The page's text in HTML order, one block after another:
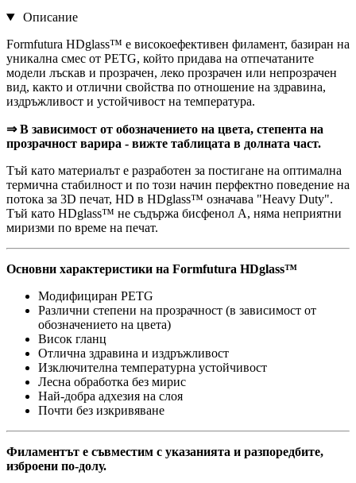
Описание
Formfutura HDglass™ е високоефективен филамент, базиран на
уникална смес от PETG, който придава на отпечатаните
модели лъскав и прозрачен, леко прозрачен или непрозрачен
вид, както и отлични свойства по отношение на здравина,
издръжливост и устойчивост на температура.
⇒ В зависимост от обозначението на цвета, степента на
прозрачност варира - вижте таблицата в долната част.
Тъй като материалът е разработен за постигане на оптимална
термична стабилност и по този начин перфектно поведение на
потока за 3D печат, HD в HDglass™ означава "Heavy Duty".
Тъй като HDglass™ не съдържа бисфенол А, няма неприятни
миризми по време на печат.
Основни характеристики на Formfutura HDglass™
Модифициран PETG
Различни степени на прозрачност (в зависимост от
обозначението на цвета)
Висок гланц
Отлична здравина и издръжливост
Изключителна температурна устойчивост
Лесна обработка без мирис
Най-добра адхезия на слоя
Почти без изкривяване
Филаментът е съвместим с указанията и разпоредбите,
изброени по-долу.